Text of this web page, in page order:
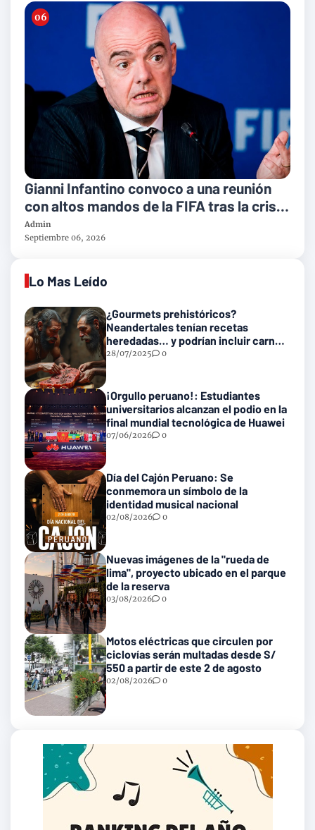
Gianni Infantino convoco a una reunión
con altos mandos de la FIFA tras la crisis
por intentar comercializar la Copa del
Mundo
Admin
Septiembre 06, 2026
Lo Mas Leído
¿Gourmets prehistóricos?
Neandertales tenían recetas
heredadas… y podrían incluir carne
con gusanos
28/07/2025 0
¡Orgullo peruano!: Estudiantes
universitarios alcanzan el podio en la
final mundial tecnológica de Huawei
07/06/2026 0
Día del Cajón Peruano: Se
conmemora un símbolo de la
identidad musical nacional
02/08/2026 0
Nuevas imágenes de la "rueda de
lima", proyecto ubicado en el parque
de la reserva
03/08/2026 0
Motos eléctricas que circulen por
ciclovías serán multadas desde S/
550 a partir de este 2 de agosto
02/08/2026 0